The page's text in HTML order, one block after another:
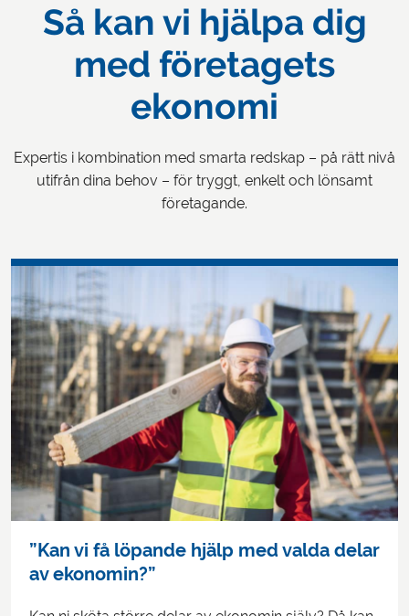
Så kan vi hjälpa dig
med företagets
ekonomi
Expertis i kombination med smarta redskap – på rätt nivå
utifrån dina behov – för tryggt, enkelt och lönsamt
företagande.
”Kan vi få löpande hjälp med valda delar
av ekonomin?”